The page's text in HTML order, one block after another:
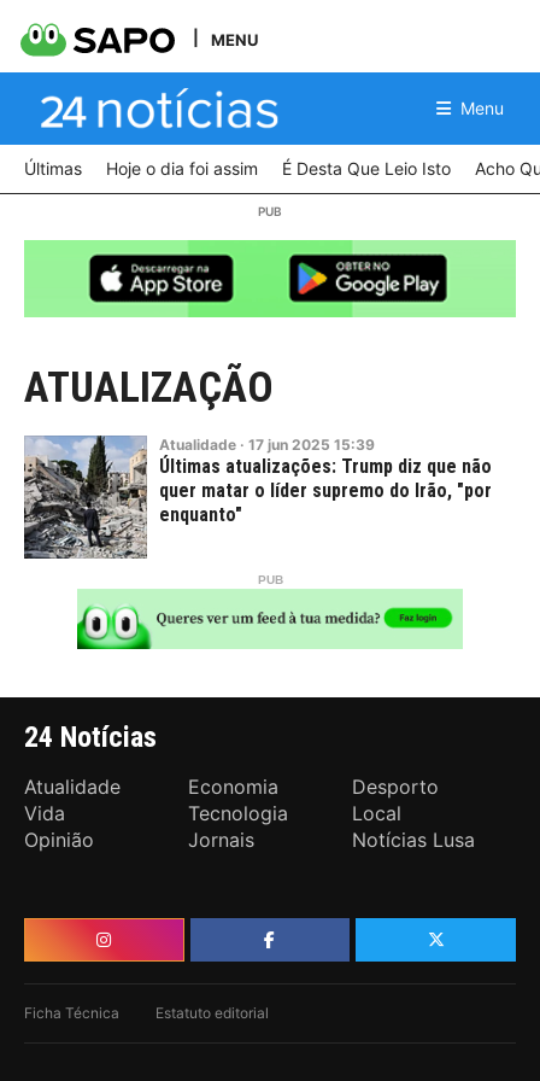
MENU
Menu
Últimas Hoje o dia foi assim É Desta Que Leio Isto Acho
ATUALIZAÇÃO
Atualidade · 17 jun 2025 15:39
Últimas atualizações: Trump diz que não
quer matar o líder supremo do Irão, "por
enquanto"
24 Notícias
Atualidade Economia
Desporto
Vida
Tecnologia
Local
Opinião
Jornais Notícias Lusa
Ficha Técnica Estatuto editorial